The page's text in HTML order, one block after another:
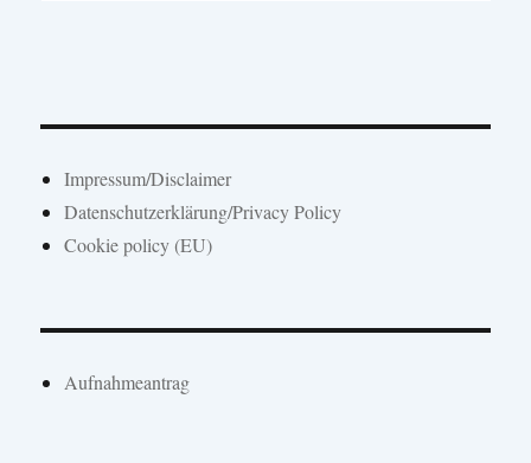
Impressum/Disclaimer
Datenschutzerklärung/Privacy Policy
Cookie policy (EU)
Aufnahmeantrag